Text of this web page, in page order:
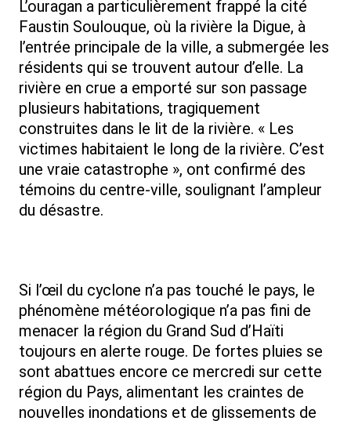
L’ouragan a particulièrement frappé la cité
Faustin Soulouque, où la rivière la Digue, à
l’entrée principale de la ville, a submergée les
résidents qui se trouvent autour d’elle. La
rivière en crue a emporté sur son passage
plusieurs habitations, tragiquement
construites dans le lit de la rivière. « Les
victimes habitaient le long de la rivière. C’est
une vraie catastrophe », ont confirmé des
témoins du centre-ville, soulignant l’ampleur
du désastre.
Si l’œil du cyclone n’a pas touché le pays, le
phénomène météorologique n’a pas fini de
menacer la région du Grand Sud d’Haïti
toujours en alerte rouge. De fortes pluies se
sont abattues encore ce mercredi sur cette
région du Pays, alimentant les craintes de
nouvelles inondations et de glissements de